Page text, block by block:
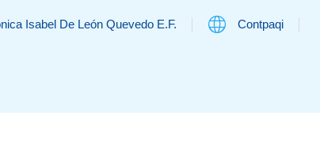
Isabel De León Quevedo E.F. Contpaqi